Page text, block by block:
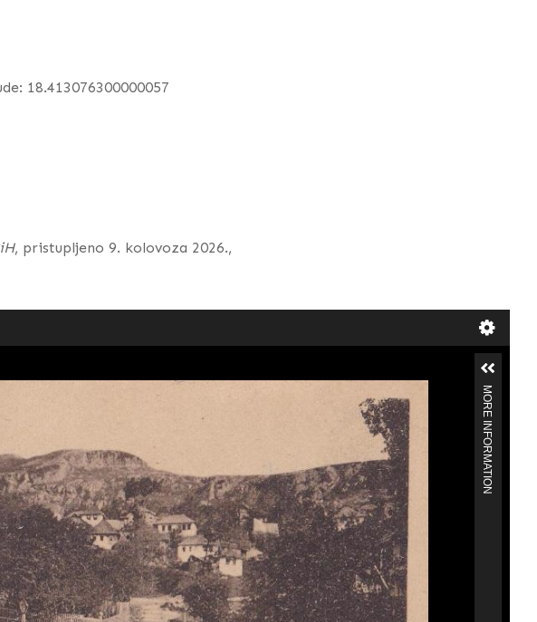
18.413076300000057
, pristupljeno 9. kolovoza 2026.,
MORE INFORMATION